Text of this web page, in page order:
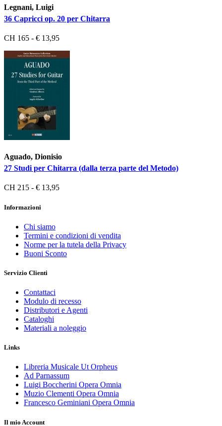
Legnani, Luigi
36 Capricci op. 20 per Chitarra
CH 165 - € 13,95
Aguado, Dionisio
27 Studi per Chitarra (dalla terza parte del Metodo)
CH 215 - € 13,95
Informazioni
Chi siamo
Termini e condizioni di vendita
Norme per la tutela della Privacy
Buoni Sconto
Servizio Clienti
Contattaci
Modulo di recesso
Distributori e Agenti
Cataloghi
Materiali a noleggio
Links
Libreria Musicale Ut Orpheus
Ad Parnassum
Luigi Boccherini Opera Omnia
Muzio Clementi Opera Omnia
Francesco Geminiani Opera Omnia
Il mio Account